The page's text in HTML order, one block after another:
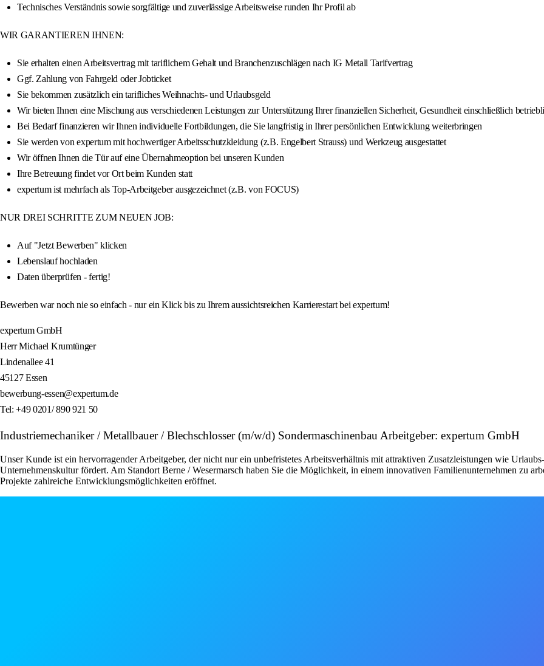
Technisches Verständnis sowie sorgfältige und zuverlässige Arbeitsweise runden Ihr Profil ab
WIR GARANTIEREN IHNEN:
Sie erhalten einen Arbeitsvertrag mit tariflichem Gehalt und Branchenzuschlägen nach IG Metall Tarifvertrag
Ggf. Zahlung von Fahrgeld oder Jobticket
Sie bekommen zusätzlich ein tarifliches Weihnachts- und Urlaubsgeld
Wir bieten Ihnen eine Mischung aus verschiedenen Leistungen zur Unterstützung Ihrer finanziellen Sicherheit, Gesundheit einschließlich
Bei Bedarf finanzieren wir Ihnen individuelle Fortbildungen, die Sie langfristig in Ihrer persönlichen Entwicklung weiterbringen
Sie werden von expertum mit hochwertiger Arbeitsschutzkleidung (z.B. Engelbert Strauss) und Werkzeug ausgestattet
Wir öffnen Ihnen die Tür auf eine Übernahmeoption bei unseren Kunden
Ihre Betreuung findet vor Ort beim Kunden statt
expertum ist mehrfach als Top-Arbeitgeber ausgezeichnet (z.B. von FOCUS)
NUR DREI SCHRITTE ZUM NEUEN JOB:
Auf "Jetzt Bewerben" klicken
Lebenslauf hochladen
Daten überprüfen - fertig!
Bewerben war noch nie so einfach - nur ein Klick bis zu Ihrem aussichtsreichen Karrierestart bei expertum!
expertum GmbH
Herr Michael Krumtünger
Lindenallee 41
45127 Essen
bewerbung-essen@expertum.de
Tel: +49 0201/ 890 921 50
Industriemechaniker / Metallbauer / Blechschlosser (m/w/d) Sondermaschinenbau Arbeitgeber: expertum GmbH
Unser Kunde ist ein hervorragender Arbeitgeber, der nicht nur ein unbefristetes Arbeitsverhältnis mit attraktiven Zusatzleistungen wie
Unternehmenskultur fördert. Am Standort Berne / Wesermarsch haben Sie die Möglichkeit, in einem innovativen Familienunternehmen zu
Projekte zahlreiche Entwicklungsmöglichkeiten eröffnet.